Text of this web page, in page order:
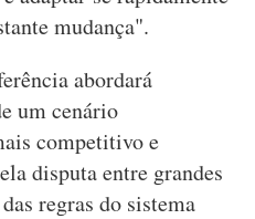
mudança".
abordará
um cenário
competitivo e
disputa entre grandes
regras do sistema